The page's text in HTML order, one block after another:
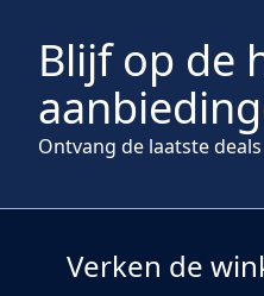
Blijf op de
Ontvang de laatste
Verken de